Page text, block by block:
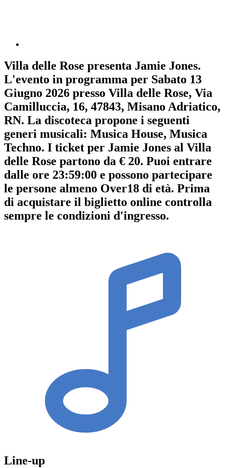
Villa delle Rose presenta Jamie Jones.
L'evento in programma per Sabato 13
Giugno 2026 presso Villa delle Rose, Via
Camilluccia, 16, 47843, Misano Adriatico,
RN. La discoteca propone i seguenti
generi musicali: Musica House, Musica
Techno. I ticket per Jamie Jones al Villa
delle Rose partono da € 20. Puoi entrare
dalle ore 23:59:00 e possono partecipare
le persone almeno Over18 di età. Prima
di acquistare il biglietto online controlla
sempre le condizioni d'ingresso.
Line-up